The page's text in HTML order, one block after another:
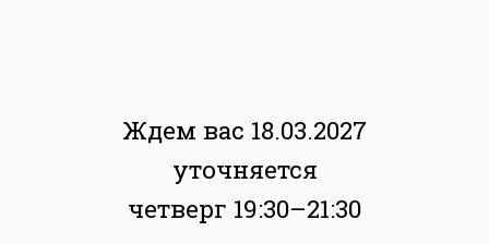
Ждем вас 18.03.2027
уточняется
четверг 19:30–21:30